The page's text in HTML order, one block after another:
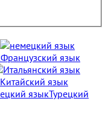
Французский язык
Китайский язык
Турецкий